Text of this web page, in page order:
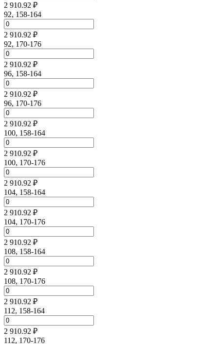
2 910.92 ₽
92, 158-164
2 910.92 ₽
92, 170-176
2 910.92 ₽
96, 158-164
2 910.92 ₽
96, 170-176
2 910.92 ₽
100, 158-164
2 910.92 ₽
100, 170-176
2 910.92 ₽
104, 158-164
2 910.92 ₽
104, 170-176
2 910.92 ₽
108, 158-164
2 910.92 ₽
108, 170-176
2 910.92 ₽
112, 158-164
2 910.92 ₽
112, 170-176